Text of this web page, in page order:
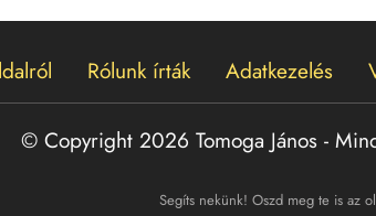
Rólunk írták Adatkezelés
© Copyright 2026 Tomoga János -
Segíts nekünk! Oszd meg te is az